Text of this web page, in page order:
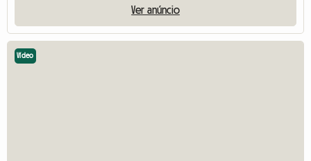
Ver anúncio
Vídeo